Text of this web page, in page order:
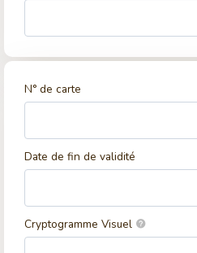
N° de carte
Date de fin de validité
Cryptogramme Visuel